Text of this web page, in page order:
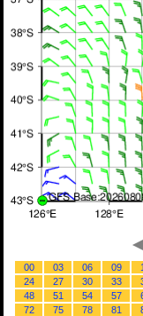
00 03 06 09
24
27 30 33
48
51 54 57
72
75 78 81